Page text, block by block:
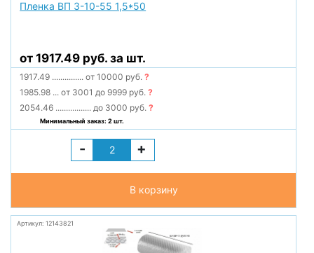
Пленка ВП 3-10-55 1,5*50
от 1917.49 руб. за шт.
1917.49 ............... от 10000 руб.?
1985.98 ... от 3001 до 9999 руб.?
2054.46 ................. до 3000 руб.?
Минимальный заказ: 2 шт.
- +
В корзину
Артикул: 12143821